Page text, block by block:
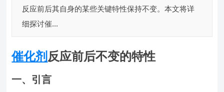
反应前后其自身的某些关键特性保持不变。本文将详
细探讨催...
催化剂 反应前后不变的特性
一、引言